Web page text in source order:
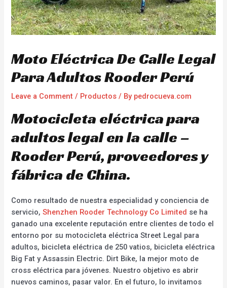
Moto Eléctrica De Calle Legal
Para Adultos Rooder Perú
Leave a Comment / Productos / By pedrocueva.com
Motocicleta eléctrica para
adultos legal en la calle –
Rooder Perú, proveedores y
fábrica de China.
Como resultado de nuestra especialidad y conciencia de
servicio,Shenzhen Rooder Technology Co Limited se ha
ganado una excelente reputación entre clientes de todo el
entorno por su motocicleta eléctrica Street Legal para
adultos, bicicleta eléctrica de 250 vatios, bicicleta eléctrica
Big Fat y Assassin Electric. Dirt Bike, la mejor moto de
cross eléctrica para jóvenes. Nuestro objetivo es abrir
nuevos caminos, pasar valor. En el futuro, lo invitamos